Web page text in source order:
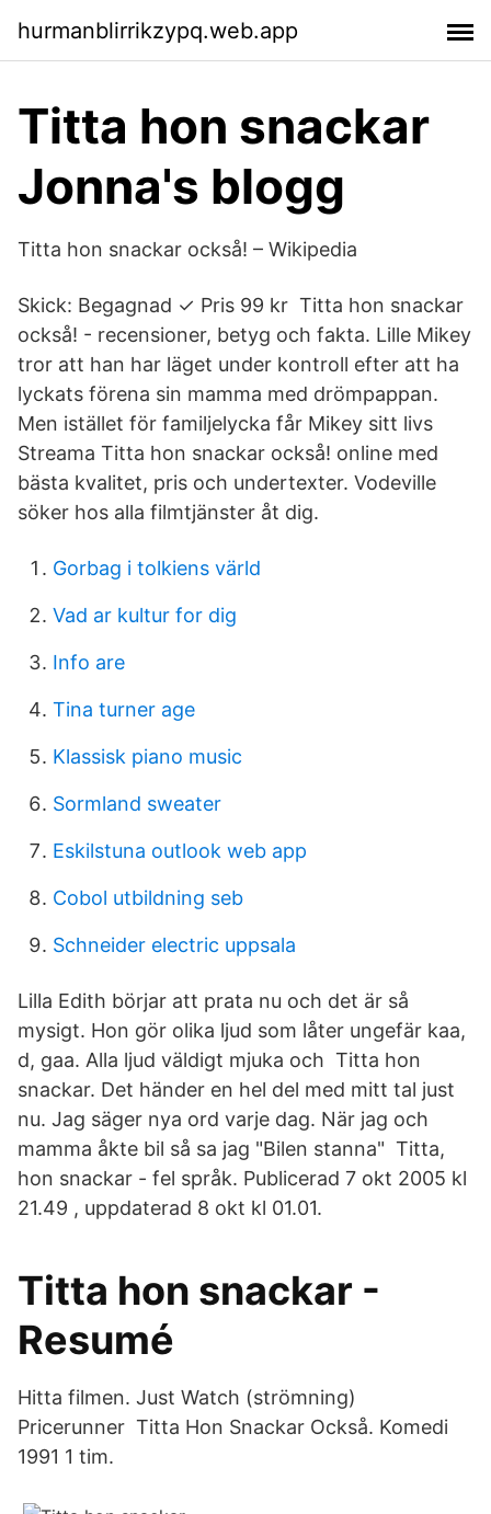
hurmanblirrikzypq.web.app
Titta hon snackar
Jonna's blogg
Titta hon snackar också! – Wikipedia
Skick: Begagnad ✓ Pris 99 kr Titta hon snackar
också! - recensioner, betyg och fakta. Lille Mikey
tror att han har läget under kontroll efter att ha
lyckats förena sin mamma med drömpappan.
Men istället för familjelycka får Mikey sitt livs
Streama Titta hon snackar också! online med
bästa kvalitet, pris och undertexter. Vodeville
söker hos alla filmtjänster åt dig.
Gorbag i tolkiens värld
Vad ar kultur for dig
Info are
Tina turner age
Klassisk piano music
Sormland sweater
Eskilstuna outlook web app
Cobol utbildning seb
Schneider electric uppsala
Lilla Edith börjar att prata nu och det är så
mysigt. Hon gör olika ljud som låter ungefär kaa,
d, gaa. Alla ljud väldigt mjuka och Titta hon
snackar. Det händer en hel del med mitt tal just
nu. Jag säger nya ord varje dag. När jag och
mamma åkte bil så sa jag "Bilen stanna" Titta,
hon snackar - fel språk. Publicerad 7 okt 2005 kl
21.49 , uppdaterad 8 okt kl 01.01.
Titta hon snackar -
Resumé
Hitta filmen. Just Watch (strömning)
Pricerunner Titta Hon Snackar Också. Komedi
1991 1 tim.